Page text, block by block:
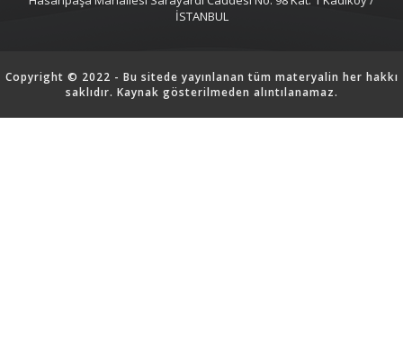
İSTANBUL
Copyright © 2022 - Bu sitede yayınlanan tüm materyalin her hakkı
saklıdır. Kaynak gösterilmeden alıntılanamaz.